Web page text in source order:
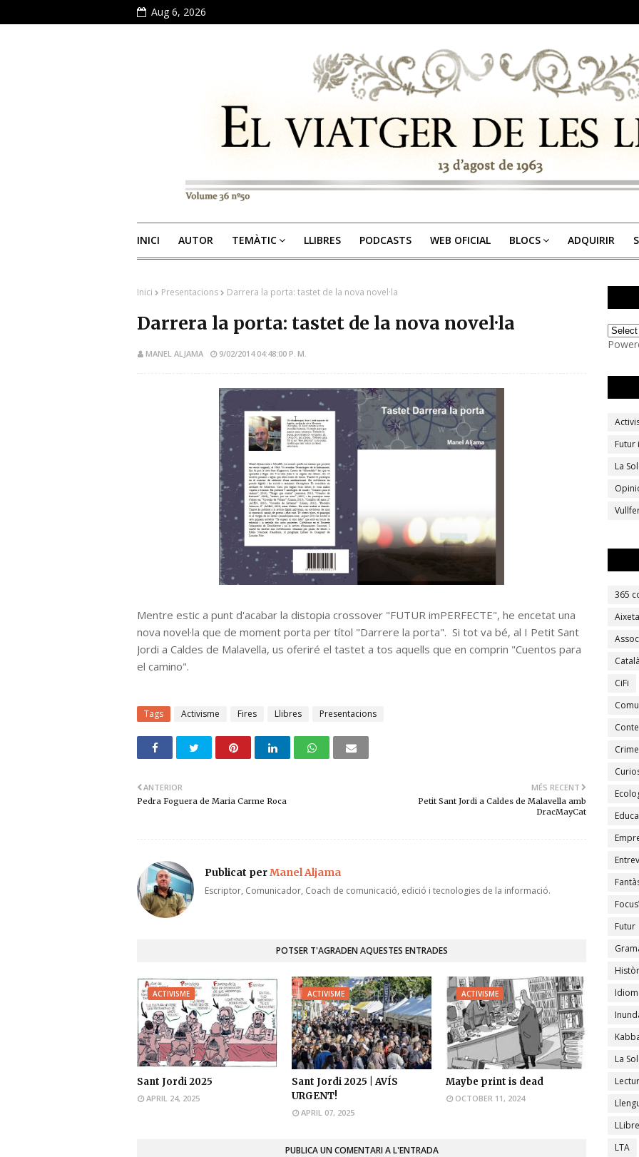
Aug 6, 2026
INICI AUTOR TEMÀTIC LLIBRES PODCASTS WEB OFICIAL BLOCS ADQUIRIR
Inici Presentacions Darrera la porta: tastet de la nova novel·la
Darrera la porta: tastet de la nova novel·la
MANEL ALJAMA 9/02/2014 04:48:00 P. M.
Mentre estic a punt d'acabar la distopia crossover "FUTUR imPERFECTE", he encetat una
nova novel·la que de moment porta per títol "Darrere la porta". Si tot va bé, al I Petit Sant
Jordi a Caldes de Malavella, us oferiré el tastet a tos aquells que en comprin "Cuentos para
el camino".
Tags Activisme Fires Llibres Presentacions
MÉS RECENT
Petit Sant Jordi a Caldes de Malavella amb
DracMayCat
ANTERIOR
Pedra Foguera de Maria Carme Roca
Publicat perManel Aljama
Escriptor, Comunicador, Coach de comunicació, edició i tecnologies de la informació.
POTSER T'AGRADEN AQUESTES ENTRADES
ACTIVISME
Sant Jordi 2025
APRIL 24, 2025
ACTIVISME
Sant Jordi 2025 | AVÍS
URGENT!
APRIL 07, 2025
ACTIVISME
Maybe print is dead
OCTOBER 11, 2024
PUBLICA UN COMENTARI A L'ENTRADA
Futur
La
365
Aixeta
Català
CiFi
Futur
La
LTA